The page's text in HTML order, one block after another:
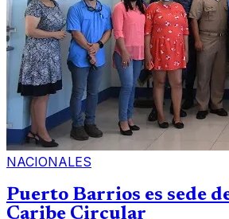
NACIONALES
Puerto Barrios es sede
Caribe Circular